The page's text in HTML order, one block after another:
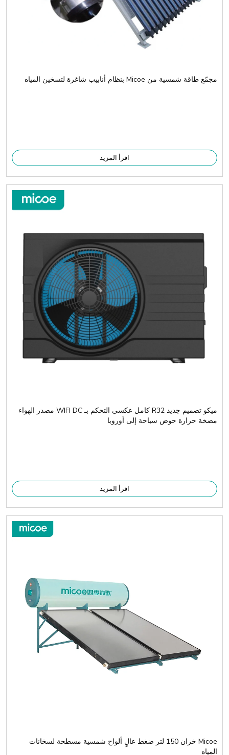
مجمّع طاقة شمسية من Micoe بنظام أنابيب شاغرة لتسخين المياه
اقرأ المزيد
ميكو تصميم جديد R32 كامل عكسي التحكم بـ WIFI DC مصدر الهواء
مضخة حرارة حوض سباحة إلى أوروبا
اقرأ المزيد
Micoe خزان 150 لتر ضغط عالٍ ألواح شمسية مسطحة لسخانات
المياه